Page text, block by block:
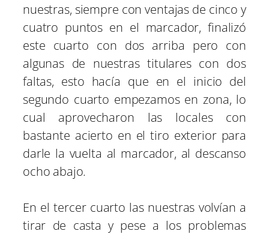
nuestras, siempre con ventajas de cinco y
cuatro puntos en el marcador, finalizó
este cuarto con dos arriba pero con
algunas de nuestras titulares con dos
faltas, esto hacía que en el inicio del
segundo cuarto empezamos en zona, lo
cual aprovecharon las locales con
bastante acierto en el tiro exterior para
darle la vuelta al marcador, al descanso
ocho abajo.
En el tercer cuarto las nuestras volvían a
tirar de casta y pese a los problemas